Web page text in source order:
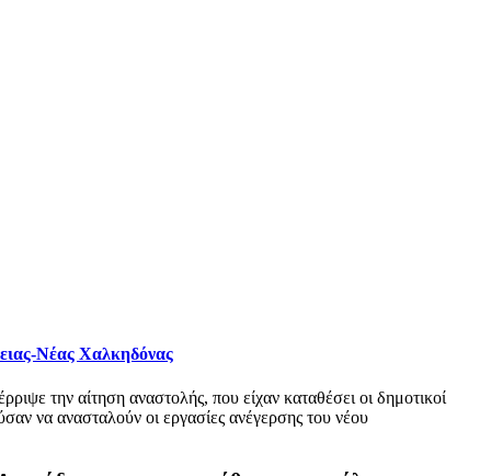
Νέας Χαλκηδόνας
την αίτηση αναστολής, που είχαν καταθέσει οι δημοτικοί
να ανασταλούν οι εργασίες ανέγερσης του νέου